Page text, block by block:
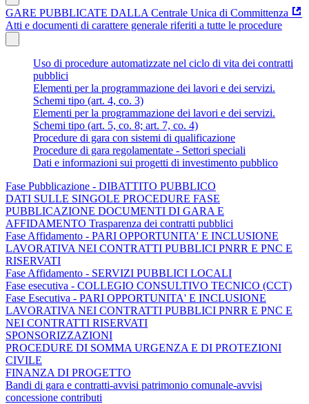
GARE PUBBLICATE DALLA Centrale Unica di Committenza
Atti e documenti di carattere generale riferiti a tutte le procedure
Uso di procedure automatizzate nel ciclo di vita dei contratti
pubblici
Elementi per la programmazione dei lavori e dei servizi.
Schemi tipo (art. 4, co. 3)
Elementi per la programmazione dei lavori e dei servizi.
Schemi tipo (art. 5, co. 8; art. 7, co. 4)
Procedure di gara con sistemi di qualificazione
Procedure di gara regolamentate - Settori speciali
Dati e informazioni sui progetti di investimento pubblico
Fase Pubblicazione - DIBATTITO PUBBLICO
DATI SULLE SINGOLE PROCEDURE FASE
PUBBLICAZIONE DOCUMENTI DI GARA E
AFFIDAMENTO Trasparenza dei contratti pubblici
Fase Affidamento - PARI OPPORTUNITA' E INCLUSIONE
LAVORATIVA NEI CONTRATTI PUBBLICI PNRR E PNC E
RISERVATI
Fase Affidamento - SERVIZI PUBBLICI LOCALI
Fase esecutiva - COLLEGIO CONSULTIVO TECNICO (CCT)
Fase Esecutiva - PARI OPPORTUNITA' E INCLUSIONE
LAVORATIVA NEI CONTRATTI PUBBLICI PNRR E PNC E
NEI CONTRATTI RISERVATI
SPONSORIZZAZIONI
PROCEDURE DI SOMMA URGENZA E DI PROTEZIONI
CIVILE
FINANZA DI PROGETTO
Bandi di gara e contratti-avvisi patrimonio comunale-avvisi
concessione contributi